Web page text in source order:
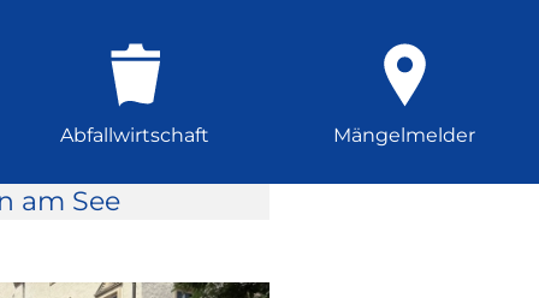
Abfallwirtschaft Mängelmelder
am See